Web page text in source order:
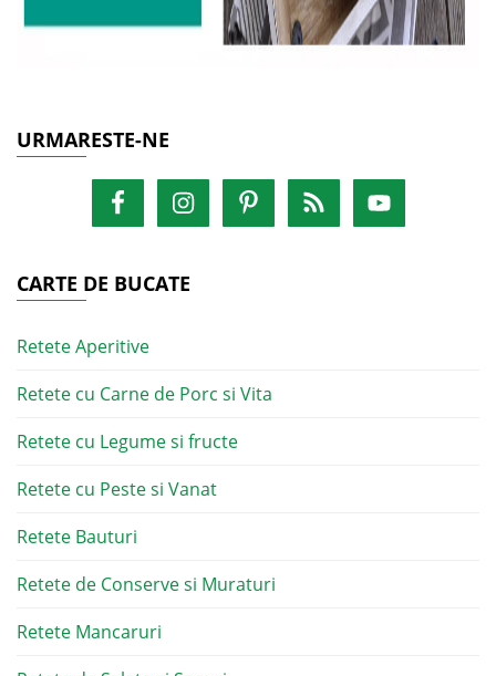
URMARESTE-NE
CARTE DE BUCATE
Retete Aperitive
Retete cu Carne de Porc si Vita
Retete cu Legume si fructe
Retete cu Peste si Vanat
Retete Bauturi
Retete de Conserve si Muraturi
Retete Mancaruri